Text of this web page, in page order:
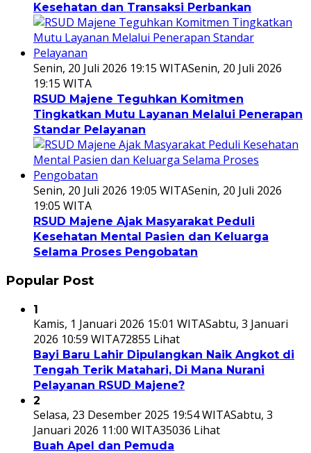
Kesehatan dan Transaksi Perbankan
Senin, 20 Juli 2026 19:15 WITASenin, 20 Juli 2026
19:15 WITA
RSUD Majene Teguhkan Komitmen
Tingkatkan Mutu Layanan Melalui Penerapan
Standar Pelayanan
Senin, 20 Juli 2026 19:05 WITASenin, 20 Juli 2026
19:05 WITA
RSUD Majene Ajak Masyarakat Peduli
Kesehatan Mental Pasien dan Keluarga
Selama Proses Pengobatan
Popular Post
1
Kamis, 1 Januari 2026 15:01 WITASabtu, 3 Januari
2026 10:59 WITA72855 Lihat
Bayi Baru Lahir Dipulangkan Naik Angkot di
Tengah Terik Matahari, Di Mana Nurani
Pelayanan RSUD Majene?
2
Selasa, 23 Desember 2025 19:54 WITASabtu, 3
Januari 2026 11:00 WITA35036 Lihat
Buah Apel dan Pemuda